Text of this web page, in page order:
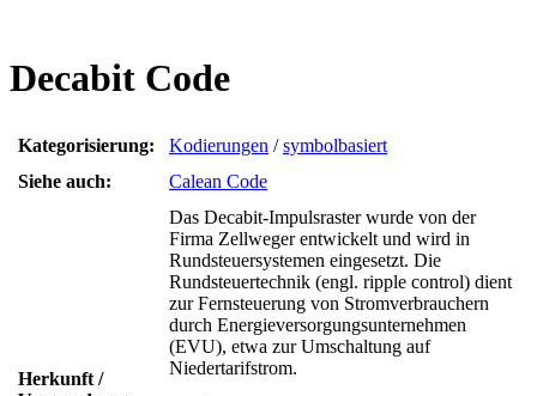
Decabit Code
Kategorisierung: Kodierungen /symbolbasiert
Siehe auch:
Calean Code
Herkunft /
Das Decabit-Impulsraster wurde von der
Firma Zellweger entwickelt und wird in
Rundsteuersystemen eingesetzt. Die
Rundsteuertechnik (engl. ripple control) dient
zur Fernsteuerung von Stromverbrauchern
durch Energieversorgungsunternehmen
(EVU), etwa zur Umschaltung auf
Niedertarifstrom.